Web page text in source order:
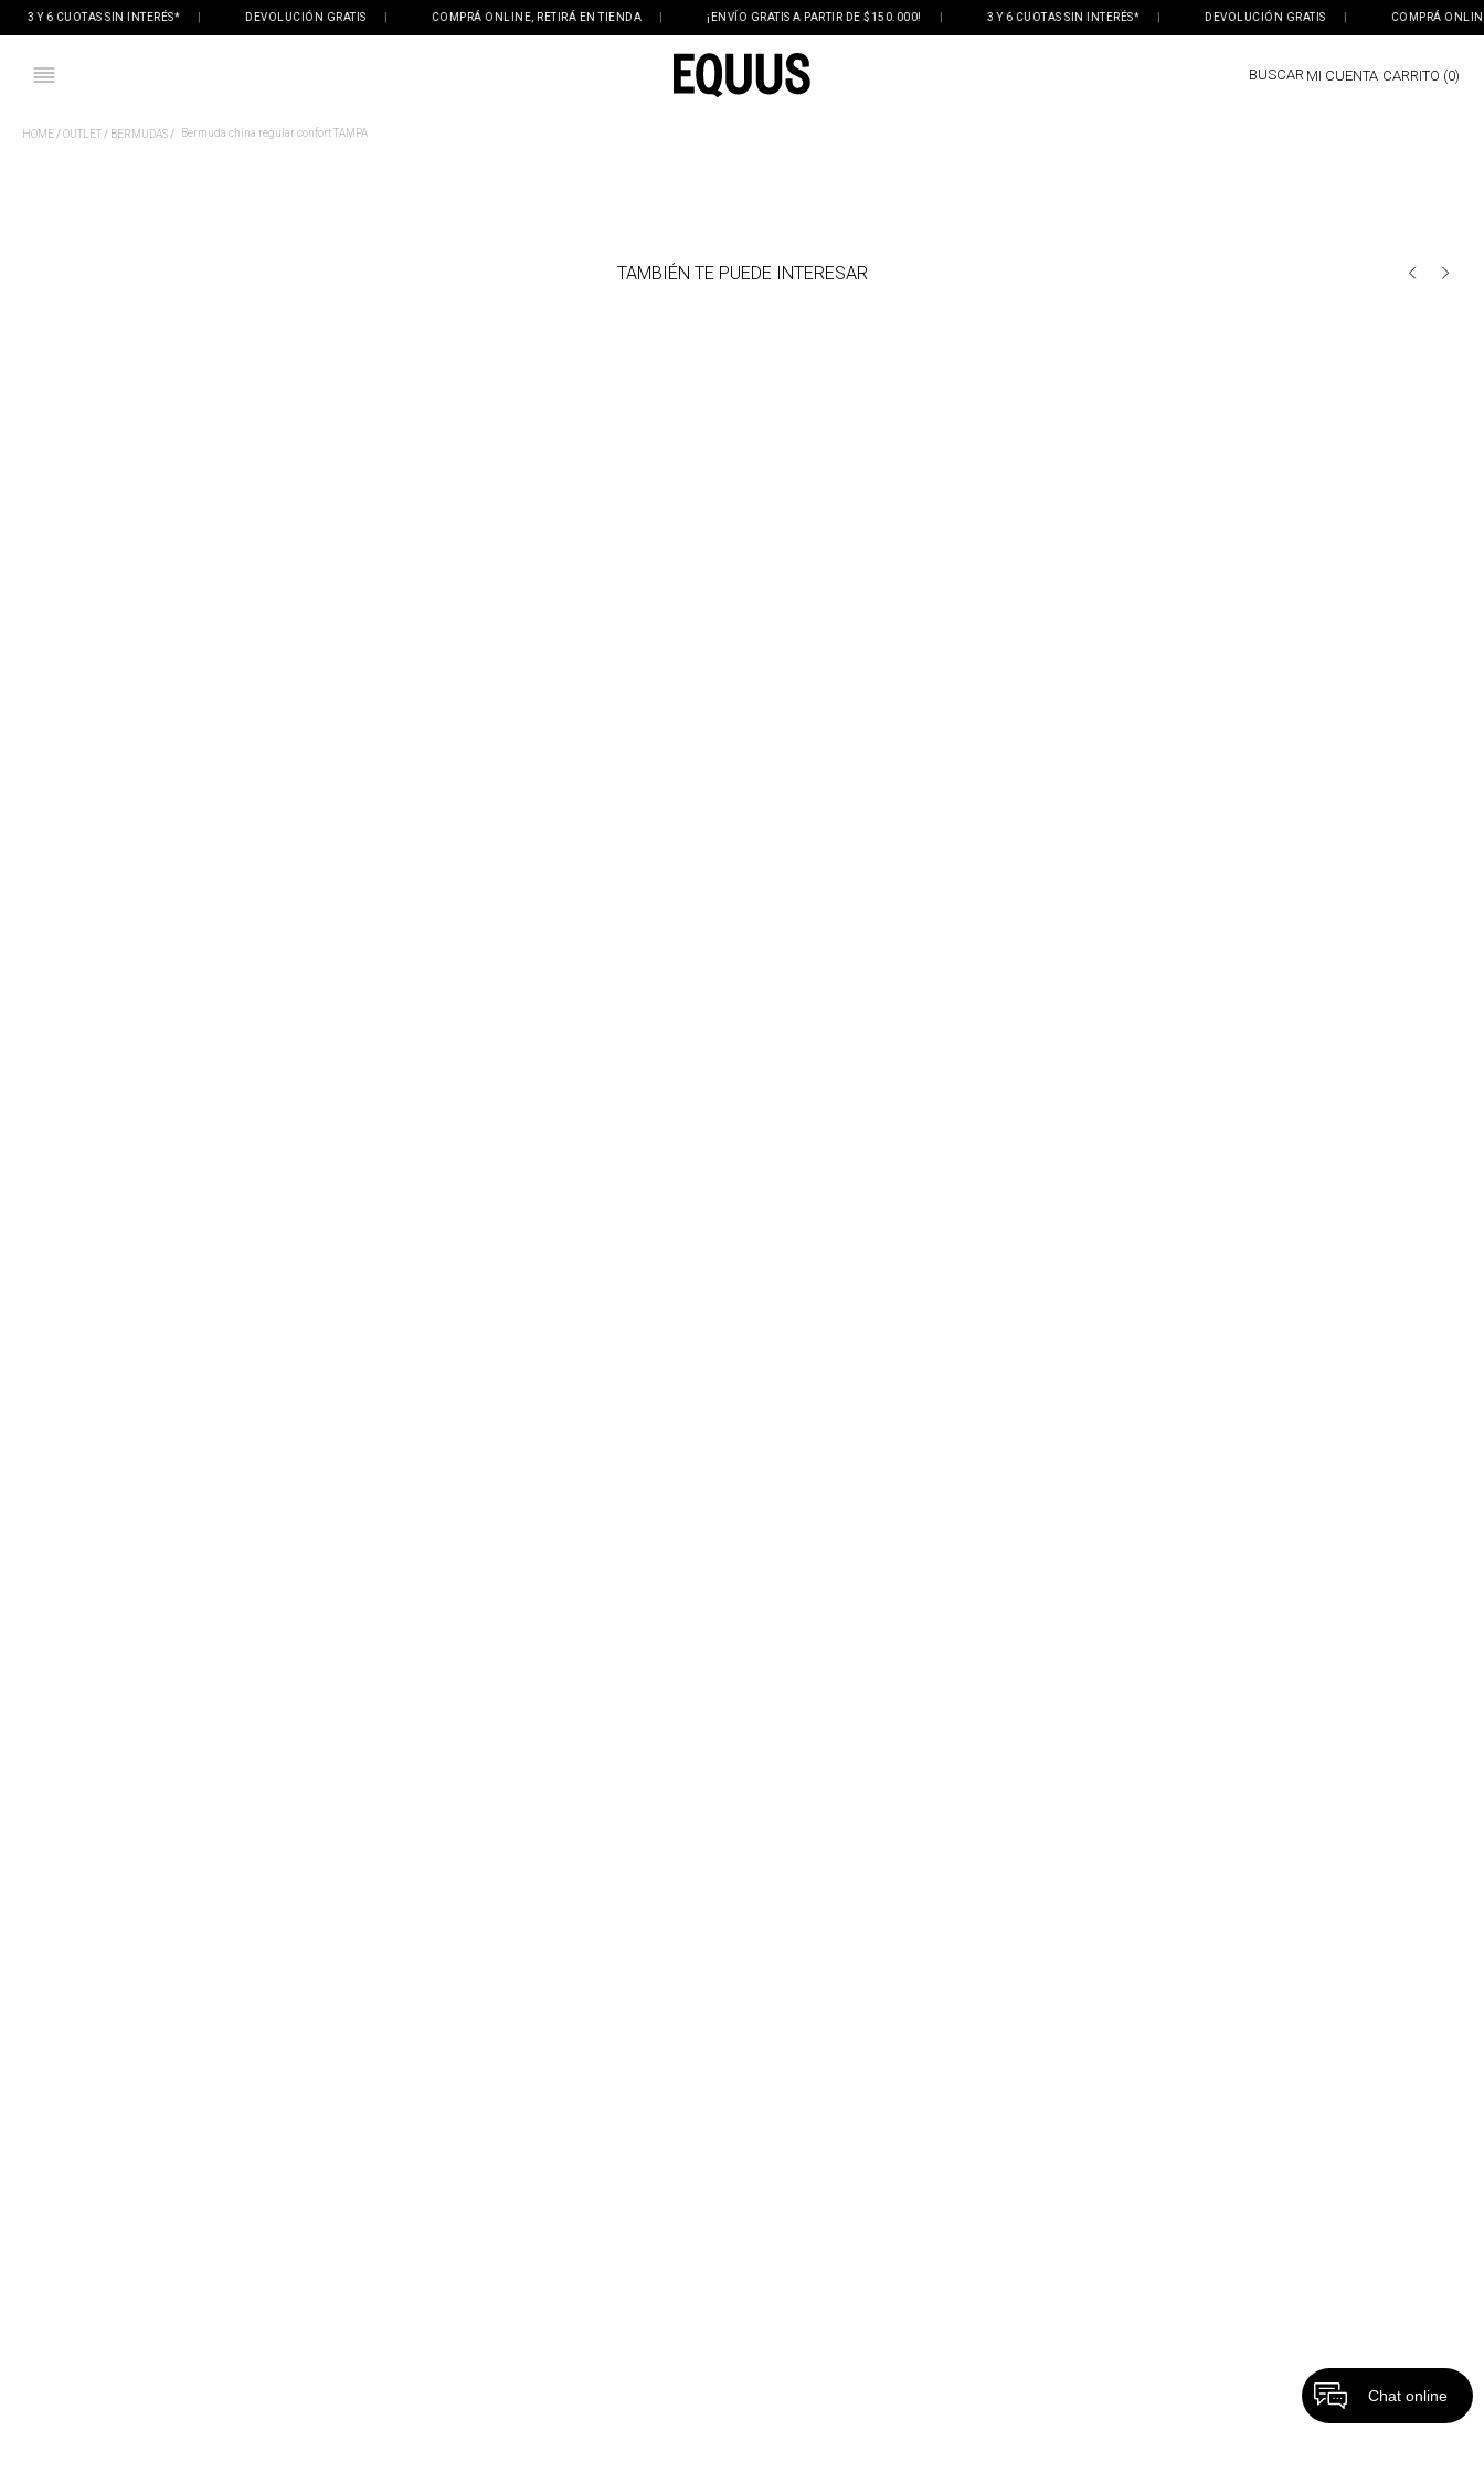
3 Y 6 CUOTAS SIN INTERÉS* | DEVOLUCIÓN GRATIS | COMPRÁ ONLINE, RETIRÁ EN TIENDA | ¡ENVÍO GRATIS A PARTIR DE $150.000! | 3 Y 6 CUOTAS SIN INTERÉS* | DEVOLUCIÓN GRATIS | COMPRÁ ONLINE,
BUSCAR MI CUENTA 0
OUTLET BERMUDAS Bermuda china regular confort TAMPA
TAMBIÉN TE PUEDE INTERESAR
Chat online